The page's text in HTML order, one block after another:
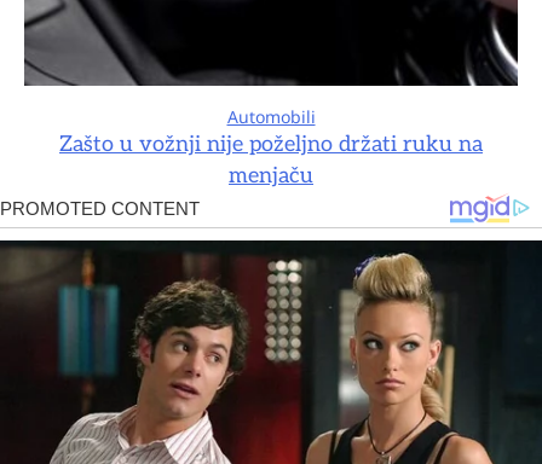
Automobili
Zašto u vožnji nije poželjno držati ruku na
menjaču